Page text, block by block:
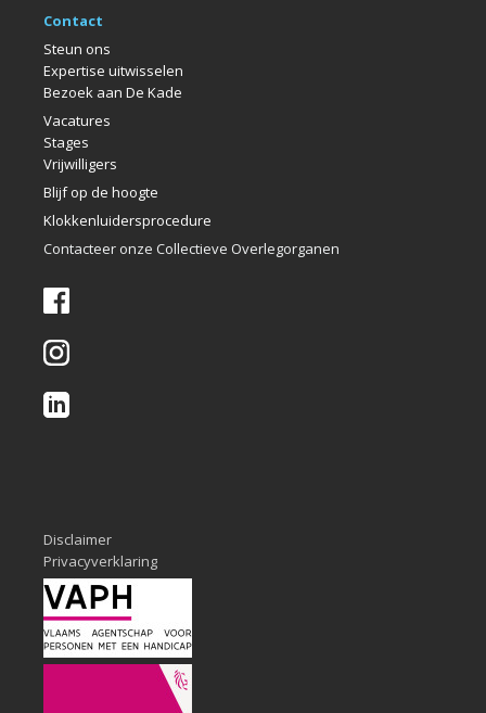
Contact
Steun ons
Expertise uitwisselen
Bezoek aan De Kade
Vacatures
Stages
Vrijwilligers
Blijf op de hoogte
Klokkenluidersprocedure
Contacteer onze Collectieve Overlegorganen
Disclaimer
Privacyverklaring